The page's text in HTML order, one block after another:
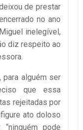
de prestar
no ano
inelegível,
diz respeito ao
para alguém ser
que essa
rejeitadas por
ato doloso
“ninguém pode